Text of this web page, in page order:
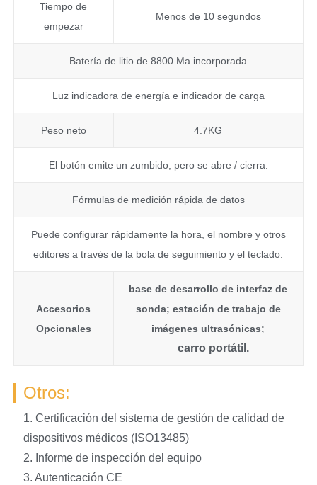
Tiempo de
empezar
Menos de 10 segundos
Batería de litio de 8800 Ma incorporada
Luz indicadora de energía e indicador de carga
Peso neto 4.7KG
El botón emite un zumbido, pero se abre / cierra.
Fórmulas de medición rápida de datos
Puede configurar rápidamente la hora, el nombre y otros
editores a través de la bola de seguimiento y el teclado.
Accesorios
Opcionales
base de desarrollo de interfaz de
sonda; estación de trabajo de
imágenes ultrasónicas;
carro portátil.
Otros:
1. Certificación del sistema de gestión de calidad de
dispositivos médicos (ISO13485)
2. Informe de inspección del equipo
3. Autenticación CE